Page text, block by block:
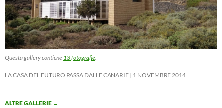
Questa gallery contiene 13 fotografie
LA CASA DEL FUTURO PASSA DALLE CANARIE 1 NOVEMBRE 2014
ALTRE GALLERIE →